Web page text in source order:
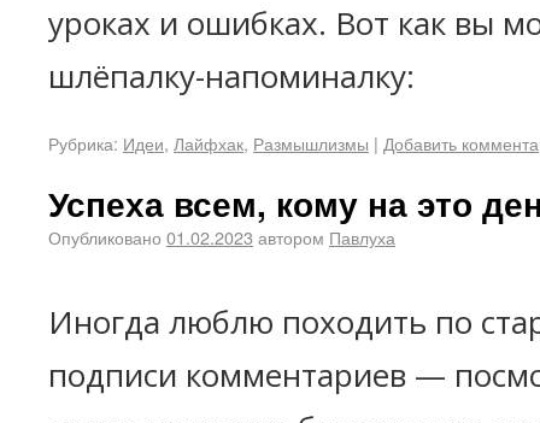
уроках и ошибках. Вот как вы
шлёпалку-напоминалку:
Рубрика: Идеи, Лайфхак, Размышлизмы | Добавить
Успеха всем, кому на это
Опубликовано 01.02.2023 автором Павлуха
Иногда люблю походить по
подписи комментариев —